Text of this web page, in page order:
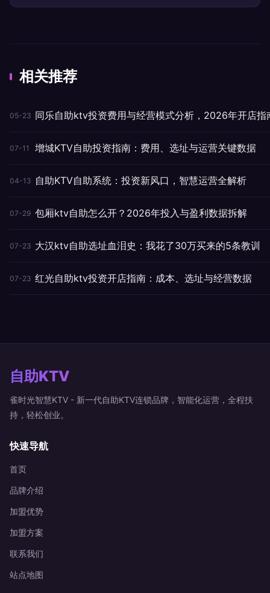
相关推荐
05-23 同乐自助ktv投资费用与经营模式分析，2026年开店指
07-11 增城KTV自助投资指南：费用、选址与运营关键数据
04-13 自助KTV自助系统：投资新风口，智慧运营全解析
07-29 包厢ktv自助怎么开？2026年投入与盈利数据拆解
07-23 大汉ktv自助选址血泪史：我花了30万买来的5条教训
07-23 红光自助ktv投资开店指南：成本、选址与经营数据
自助KTV
雀时光智慧KTV - 新一代自助KTV连锁品牌，智能化运营，全程扶
持，轻松创业。
快速导航
首页
品牌介绍
加盟优势
加盟方案
联系我们
站点地图